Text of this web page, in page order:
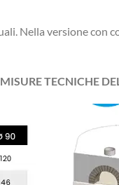
Nella versione
MISURE TECNICHE